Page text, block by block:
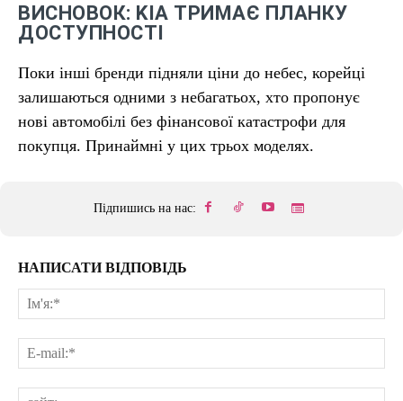
ВИСНОВОК: KIA ТРИМАЄ ПЛАНКУ
ДОСТУПНОСТІ
Поки інші бренди підняли ціни до небес, корейці
залишаються одними з небагатьох, хто пропонує
нові автомобілі без фінансової катастрофи для
покупця. Принаймні у цих трьох моделях.
Підпишись на нас:
НАПИСАТИ ВІДПОВІДЬ